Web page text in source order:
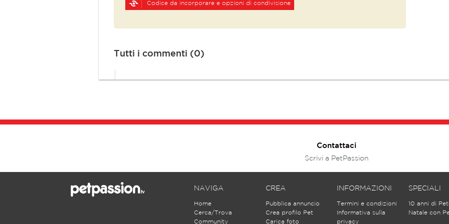
Codice da incorporare e opzioni di condivisione
Tutti i commenti (0)
Contattaci
Scrivi a PetPassion
NAVIGA
Home
Cerca/Trova
Community
CREA
Pubblica annuncio
Crea profilo Pet
Carica foto
INFORMAZIONI
Termini e condizioni
Informativa sulla
privacy
SPECIALI
10 anni di
Natale con